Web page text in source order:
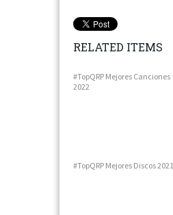
RELATED ITEMS
#TopQRP Mejores Canciones
2022
#TopQRP Mejores Discos 2021